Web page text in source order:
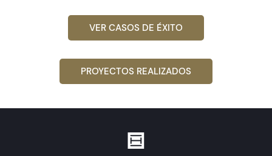
VER CASOS DE ÉXITO
PROYECTOS REALIZADOS